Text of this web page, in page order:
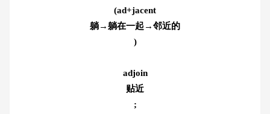
(ad+jacent
躺→躺在一起→邻近的
)
adjoin
贴近
;